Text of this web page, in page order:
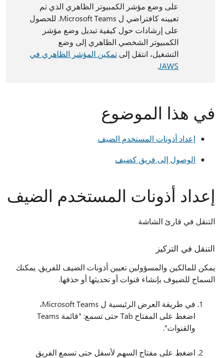
على وضع مؤشر الكمبيوتر الظاهري الذي تم
تعيينه كافتراضي ل Microsoft Teams. للحصول
على إرشادات حول كيفية تبديل وضع مؤشر
الكمبيوتر الشخصي الظاهري إلى وضع
التشغيل، انتقل إلى تمكين المؤشر الظاهري في
JAWS
.
في هذا الموضوع
إعداد أذونات المستخدم الضيف
الوصول إلى فريق كضيف
إعداد أذونات المستخدم الضيف
التنقل في قارئ الشاشة
التنقل في التركيز
يمكن للمالكين والمسؤولين تعيين أذونات الضيف للفريق. يمكنك
السماح للضيوف بإنشاء قنوات أو تحديثها أو حذفها.
في طريقة العرض الرئيسية ل Microsoft Teams،
اضغط على المفتاح Tab حتى تسمع: "قائمة Teams
والقنوات".
اضغط على مفتاح السهم لأسفل حتى تسمع الفريق